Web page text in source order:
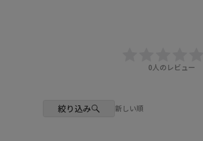
0人のレビュー
絞り込み 新しい順